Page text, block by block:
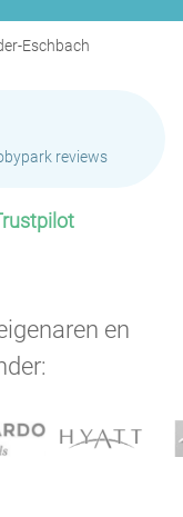
Eschbach
reviews
en